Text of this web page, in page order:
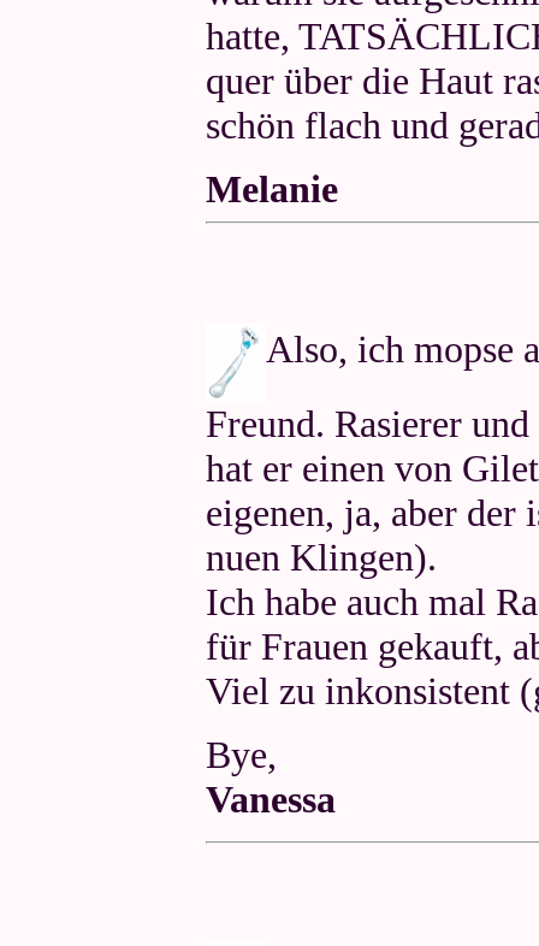
hatte,
quer über die Haut
schön flach und
Melanie
Also, ich mopse
Freund. Rasierer
hat er einen von
eigenen, ja, aber der
nuen Klingen).
Ich habe auch mal
für Frauen gekauft,
Viel zu inkonsistent
Bye,
Vanessa